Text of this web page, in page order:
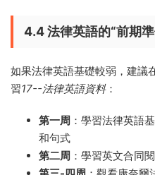
4.4 法律英語的“前期
如果法律英語基礎較弱，建議
習17--法律英語資料：
第一周 ：學習法律英語
和句式
第二周 ：學習英文合同